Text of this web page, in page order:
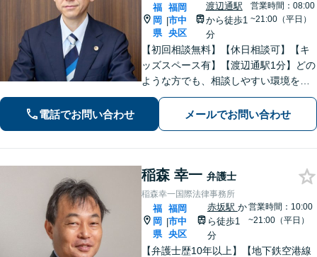
福
岡
県
|
福岡
市中
央区
渡辺通駅
から徒歩1
分
営業時間：08:00
~21:00（平日）
【初回相談無料】【休日相談可】【キ
ッズスペース有】【渡辺通駅1分】どの
ような方でも、相談しやすい環境を整
えています。依頼者様に寄り添った対
応を心がけています。【離婚・男女問
題】DV被害へ積極的に対応。お気軽に
電話でお問い合わせ メールでお問い合わせ
稲森 幸一 弁護士
稲森幸一国際法律事務所
福
岡
県
|
福岡
市中
央区
赤坂駅 か
ら徒歩1
分
営業時間：10:00
~21:00（平日）
【弁護士歴10年以上】【地下鉄空港線